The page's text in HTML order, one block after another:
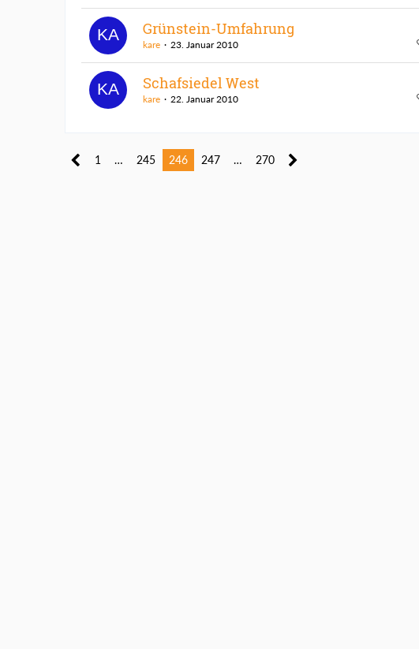
Grünstein-Umfahrung
kare 23. Januar 2010
Schafsiedel West
kare 22. Januar 2010
1 … 245 246 247 … 270